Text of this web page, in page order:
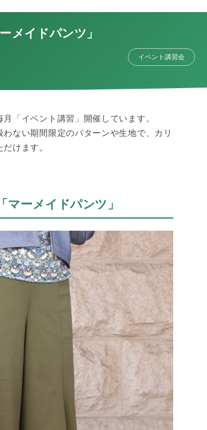
メイドパンツ」
イベント講習会
「イベント講習」開催しています。
ない期間限定のパターンや生地で、カリ
けます。
ーメイドパンツ」